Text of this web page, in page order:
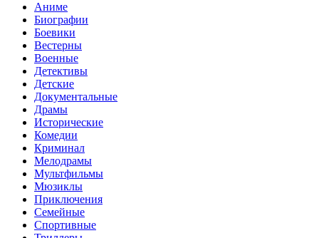
Аниме
Биографии
Боевики
Вестерны
Военные
Детективы
Детские
Документальные
Драмы
Исторические
Комедии
Криминал
Мелодрамы
Мультфильмы
Мюзиклы
Приключения
Семейные
Спортивные